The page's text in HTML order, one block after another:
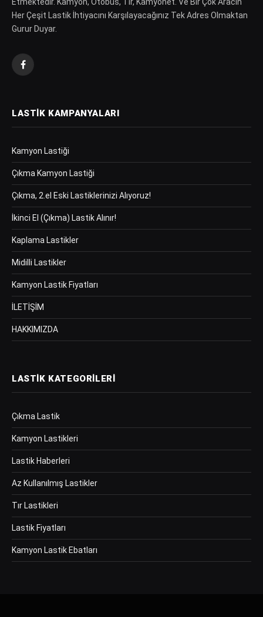
Her Çeşit Lastik İhtiyacını Karşılayacağınız Tek Adres Olmaktan
Gurur Duyar.
Facebook
LASTIK KAMPANYALARI
Kamyon Lastiği
Çıkma Kamyon Lastiği
Çıkma, 2.el Eski Lastiklerinizi Alıyoruz!
İkinci El (Çıkma) Lastik Alınır!
Kaplama Lastikler
Midilli Lastikler
Kamyon Lastik Fiyatları
İLETİŞİM
HAKKIMIZDA
LASTIK KATEGORILERI
Çıkma Lastik
Kamyon Lastikleri
Lastik Haberleri
Az Kullanılmış Lastikler
Tır Lastikleri
Lastik Fiyatları
Kamyon Lastik Ebatları